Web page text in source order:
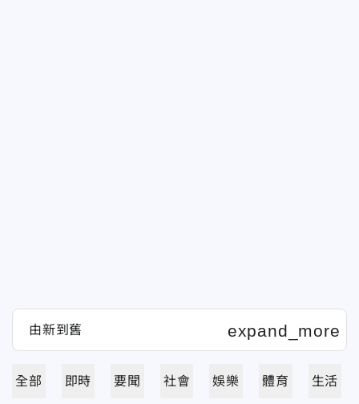
全部 即時 要聞 社會 娛樂 體育 生活